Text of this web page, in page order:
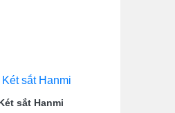
sắt Hanmi